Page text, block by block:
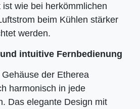
wie bei herkömmlichen
beim Kühlen stärker
werden.
intuitive Fernbedienung
der Etherea
harmonisch in jede
Das elegante Design mit